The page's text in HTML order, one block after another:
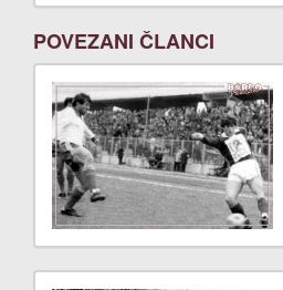
POVEZANI ČLANCI